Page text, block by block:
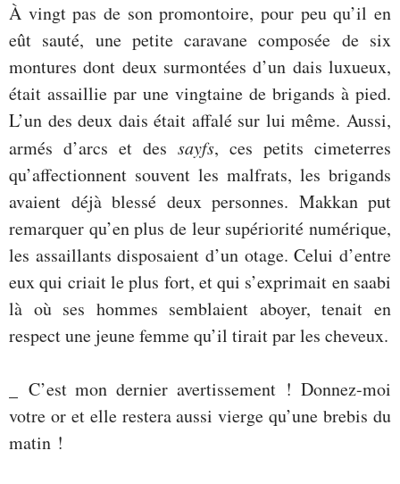
À vingt pas de son promontoire, pour peu qu’il en
eût sauté, une petite caravane composée de six
montures dont deux surmontées d’un dais luxueux,
était assaillie par une vingtaine de brigands à pied.
L’un des deux dais était affalé sur lui même. Aussi,
armés d’arcs et des sayfs, ces petits cimeterres
qu’affectionnent souvent les malfrats, les brigands
avaient déjà blessé deux personnes. Makkan put
remarquer qu’en plus de leur supériorité numérique,
les assaillants disposaient d’un otage. Celui d’entre
eux qui criait le plus fort, et qui s’exprimait en saabi
là où ses hommes semblaient aboyer, tenait en
respect une jeune femme qu’il tirait par les cheveux.
_ C’est mon dernier avertissement ! Donnez-moi
votre or et elle restera aussi vierge qu’une brebis du
matin !